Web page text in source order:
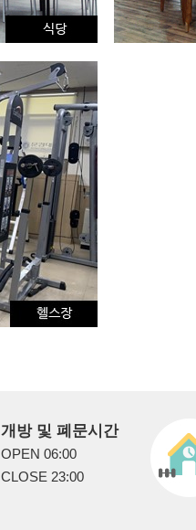
개방 및 폐문시간
OPEN 06:00
CLOSE 23:00